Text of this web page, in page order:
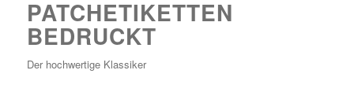
PATCHETIKETTEN
BEDRUCKT
Der hochwertige Klassiker